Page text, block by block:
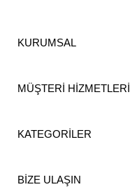
KURUMSAL
MÜŞTERİ HİZMETLERİ
KATEGORİLER
BİZE ULAŞIN